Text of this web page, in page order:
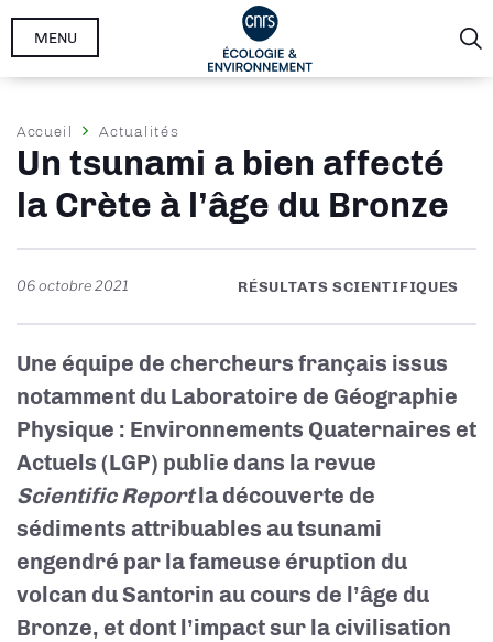
Aller
MENU
Fil
d'Ariane
Accueil Actualités
Un tsunami a bien affecté
la Crète à l’âge du Bronze
06 octobre 2021 RÉSULTATS SCIENTIFIQUES
Une équipe de chercheurs français issus
notamment du Laboratoire de Géographie
Physique : Environnements Quaternaires et
Actuels (LGP) publie dans la revue
Scientific Reportla découverte de
sédiments attribuables au tsunami
engendré par la fameuse éruption du
volcan du Santorin au cours de l’âge du
Bronze, et dont l’impact sur la civilisation